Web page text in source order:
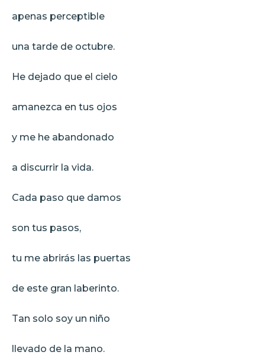
apenas perceptible
una tarde de octubre.
He dejado que el cielo
amanezca en tus ojos
y me he abandonado
a discurrir la vida.
Cada paso que damos
son tus pasos,
tu me abrirás las puertas
de este gran laberinto.
Tan solo soy un niño
llevado de la mano.